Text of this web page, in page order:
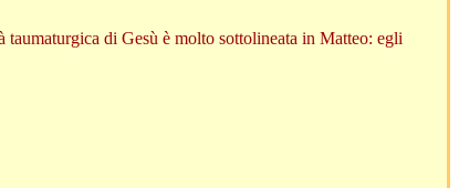
di Gesù è molto sottolineata in Matteo: egli